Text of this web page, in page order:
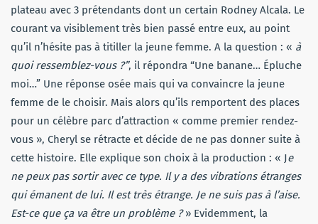
plateau avec 3 prétendants dont un certain Rodney Alcala. Le
courant va visiblement très bien passé entre eux, au point
qu’il n’hésite pas à titiller la jeune femme. A la question : « à
quoi ressemblez-vous ?”, il répondra “Une banane… Épluche
moi…” Une réponse osée mais qui va convaincre la jeune
femme de le choisir. Mais alors qu’ils remportent des places
pour un célèbre parc d’attraction « comme premier rendez-
vous », Cheryl se rétracte et décide de ne pas donner suite à
cette histoire. Elle explique son choix à la production : « Je
ne peux pas sortir avec ce type. Il y a des vibrations étranges
qui émanent de lui. Il est très étrange. Je ne suis pas à l’aise.
Est-ce que ça va être un problème ?» Evidemment, la